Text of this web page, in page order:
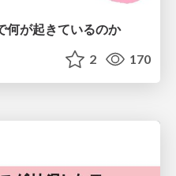
何が起きているのか
2 170